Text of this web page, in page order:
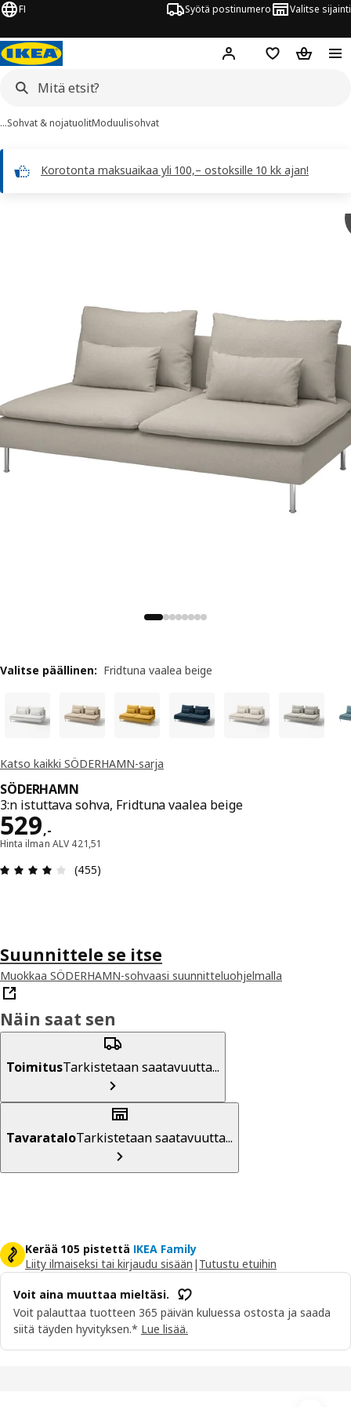
FI Syötä postinumero Valitse sijainti
Hej! Kirjaudu sisään
Suosikit
…Sohvat & nojatuolitModuulisohvat
Korotonta maksuaikaa yli 100,– ostoksille 10 kk ajan!
Katso kaikki SÖDERHAMN-sarja
SÖDERHAMN
3:n istuttava sohva, Fridtuna vaalea beige
529,-
Hinta 529,-
Hinta ilman ALV 421,51
: 4.1 / 5 tähteä. Arvostelut yhteensä: 455
(455)
Valitse päällinen: Fridtuna vaalea beige
Suunnittele se itse
Muokkaa SÖDERHAMN-sohvaasi suunnitteluohjelmalla
Näin saat sen
ToimitusTarkistetaan saatavuutta...
TavarataloTarkistetaan saatavuutta...
Kerää 105 pistettä IKEA Family
Liity ilmaiseksi tai kirjaudu sisään | Tutustu etuihin
Voit aina muuttaa mieltäsi.
Voit palauttaa tuotteen 365 päivän kuluessa ostosta ja saada
siitä täyden hyvityksen.* Lue lisää.